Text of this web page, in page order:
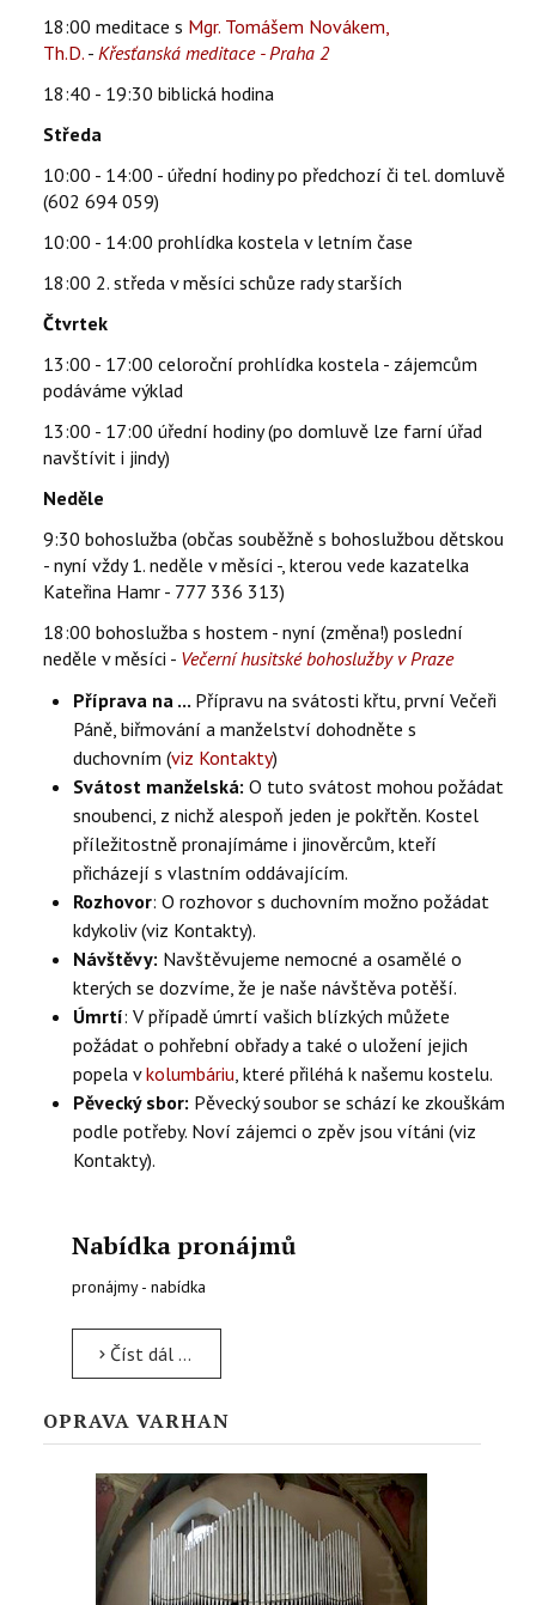
18:00 meditace s Mgr. Tomášem Novákem,
Th.D. - Křesťanská meditace - Praha 2
18:40 - 19:30 biblická hodina
Středa
10:00 - 14:00 - úřední hodiny po předchozí či tel. domluvě
(602 694 059)
10:00 - 14:00 prohlídka kostela v letním čase
18:00 2. středa v měsíci schůze rady starších
Čtvrtek
13:00 - 17:00 celoroční prohlídka kostela - zájemcům
podáváme výklad
13:00 - 17:00 úřední hodiny (po domluvě lze farní úřad
navštívit i jindy)
Neděle
9:30 bohoslužba (občas souběžně s bohoslužbou dětskou
- nyní vždy 1. neděle v měsíci -, kterou vede kazatelka
Kateřina Hamr - 777 336 313)
18:00 bohoslužba s hostem - nyní (změna!) poslední
neděle v měsíci - Večerní husitské bohoslužby v Praze
Příprava na ... Přípravu na svátosti křtu, první Večeři
Páně, biřmování a manželství dohodněte s
duchovním (viz Kontakty)
Svátost manželská: O tuto svátost mohou požádat
snoubenci, z nichž alespoň jeden je pokřtěn. Kostel
příležitostně pronajímáme i jinověrcům, kteří
přicházejí s vlastním oddávajícím.
Rozhovor: O rozhovor s duchovním možno požádat
kdykoliv (viz Kontakty).
Návštěvy: Navštěvujeme nemocné a osamělé o
kterých se dozvíme, že je naše návštěva potěší.
Úmrtí: V případě úmrtí vašich blízkých můžete
požádat o pohřební obřady a také o uložení jejich
popela vkolumbáriu , které přiléhá k našemu kostelu.
Pěvecký sbor: Pěvecký soubor se schází ke zkouškám
podle potřeby. Noví zájemci o zpěv jsou vítáni (viz
Kontakty).
Nabídka pronájmů
pronájmy - nabídka
Číst dál …
OPRAVA VARHAN